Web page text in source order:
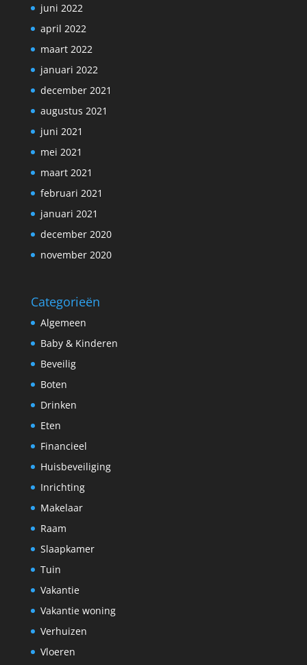
juni 2022
april 2022
maart 2022
januari 2022
december 2021
augustus 2021
juni 2021
mei 2021
maart 2021
februari 2021
januari 2021
december 2020
november 2020
Categorieën
Algemeen
Baby & Kinderen
Beveilig
Boten
Drinken
Eten
Financieel
Huisbeveiliging
Inrichting
Makelaar
Raam
Slaapkamer
Tuin
Vakantie
Vakantie woning
Verhuizen
Vloeren